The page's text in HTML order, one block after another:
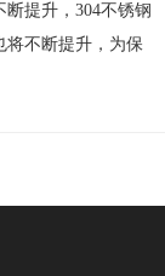
提升，304不锈钢
将不断提升，为保